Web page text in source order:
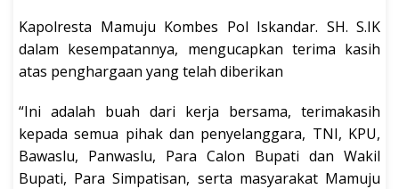
Kapolresta Mamuju Kombes Pol Iskandar. SH. S.IK
dalam kesempatannya, mengucapkan terima kasih
atas penghargaan yang telah diberikan
“Ini adalah buah dari kerja bersama, terimakasih
kepada semua pihak dan penyelanggara, TNI, KPU,
Bawaslu, Panwaslu, Para Calon Bupati dan Wakil
Bupati, Para Simpatisan, serta masyarakat Mamuju